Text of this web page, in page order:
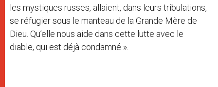
les mystiques russes, allaient, dans leurs tribulations,
se réfugier sous le manteau de la Grande Mère de
Dieu. Qu’elle nous aide dans cette lutte avec le
diable, qui est déjà condamné ».